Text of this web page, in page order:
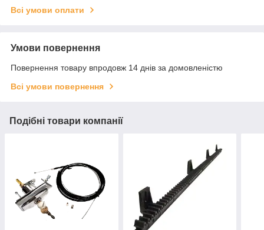
Всі умови оплати
Умови повернення
Повернення товару впродовж 14 днів за домовленістю
Всі умови повернення
Подібні товари компанії